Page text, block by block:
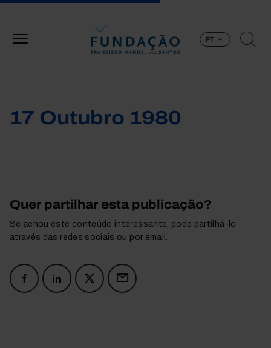
PT
17 Outubro 1980
Quer partilhar esta publicação?
Se achou este conteúdo interessante, pode partilhá-lo
através das redes sociais ou por email.